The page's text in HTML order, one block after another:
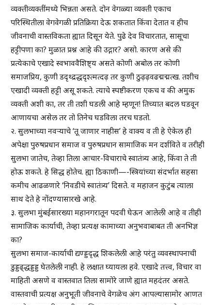
व्यक्तीव्यक्तींमध्ये भिन्नता असते. दोन वेगळ्या व्यक्ती एकाच
परिस्थितीला वेगवेगळी प्रतिक्रिया देऊ शकतात किंवा देतात व हीच
जीवनाची वास्तविकता ह्यात दिसून येते. पुढे देव विचारतात, सासूचा
हट्टीपणा का? मुळात प्रश्न आहे की उद्गार? असो. कारण असे की
प्रत्येकाचे एखादे स्वभाववैशिष्ट्य असते कोणी अबोल तर कोणी
समाजप्रिय, कुणी डदृथ्द्रद्धदृश्त्मत्दढ़ तर कुणी ठुढ़ढ़वढद्मद्मत्ख. तशीच
एखादी व्यक्ती हट्टी असू शकते. त्याचे स्पष्टीकरण एकच व की अमुक
व्यक्ती अशी का, तर ती तशी घडली आहे म्हणून! तिच्यात बदल घडवून
आणायचा असेल तर तो तिनेच घडविला तरच घडतो.
२. सुलभाच्या नवऱ्याचे ‘तू जाणार नाहीस’ हे वाक्य व ती हे ऐकेल ही
अपेक्षा पुरुषप्रधान समाज व पुरुषप्रधान सामाजिक मन दर्शविते व तरीही
सुलभा जातेच, तेव्हा तिला आचार-विचाराचे स्वातंत्र्य आहे, किंवा ते ती
होऊ शकते. हे सिद्ध होतेच. ह्या ठिकाणी—-स्त्रियांच्या संदर्भात सहसा
कमीच आढळणारे ‘निवडीचे स्वातंत्र्य’ दिसते. व महाजन कुटुंब त्याला
साथ देते हे नोंदण्यासारखे आहे.
३. सुलभा मुंबईसारख्या महानगरातून पदवी घेऊन आलेली आहे व तीही
सामाजिक कार्याची, तेव्हा प्रत्यक्ष कामाच्या अनुभवाबाबत ती अनभिज्ञ
का?
सुलभा समाज-कार्याची द्यण्ड्डदृद्ध शिकलेली आहे परंतु व्यवस्थापनाची
डुड्डढ्द्धड्डड्ड घेतलेली नाही. हे लक्षात घ्यायला हवे. एखादे तत्त्व, विचार वा
माहिती असणे व वास्तवात तिला सामोरे जाणे ह्यात महदंतर असते.
वास्तवाची प्रत्यक्ष अनुभूती जीवनाचे वेगळेच अंग आपल्यासामोर आणत